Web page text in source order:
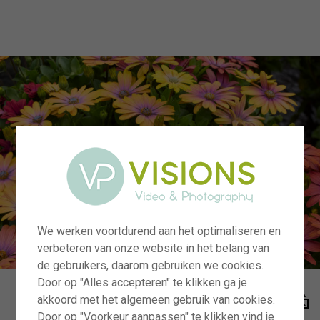
We werken voortdurend aan het optimaliseren en
verbeteren van onze website in het belang van
de gebruikers, daarom gebruiken we cookies.
Door op "Alles accepteren" te klikken ga je
akkoord met het algemeen gebruik van cookies.
Door op "Voorkeur aanpassen" te klikken vind je